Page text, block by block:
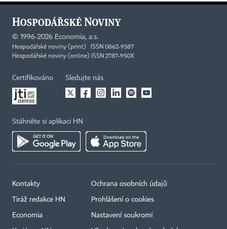
© 1996-2026 Economia, a.s.
Hospodářské noviny (print) ISSN 0862-9587
Hospodářské noviny (online) ISSN 2787-950X
Certifikováno Sledujte nás
Stáhněte si aplikaci HN
Kontakty
Tiráž redakce HN
Economia
Ochrana osobních údajů
Prohlášení o cookies
Nastavení soukromí